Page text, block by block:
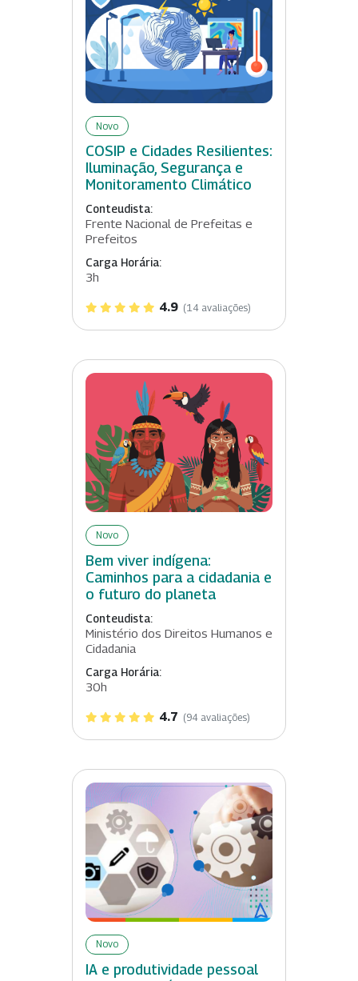
Novo
COSIP e Cidades Resilientes:
Iluminação, Segurança e
Monitoramento Climático
Conteudista:
Frente Nacional de Prefeitas e
Prefeitos
Carga Horária:
3h
4.9 (14 avaliações)
Novo
Bem viver indígena:
Caminhos para a cidadania e
o futuro do planeta
Conteudista:
Ministério dos Direitos Humanos e
Cidadania
Carga Horária:
30h
4.7 (94 avaliações)
Novo
IA e produtividade pessoal